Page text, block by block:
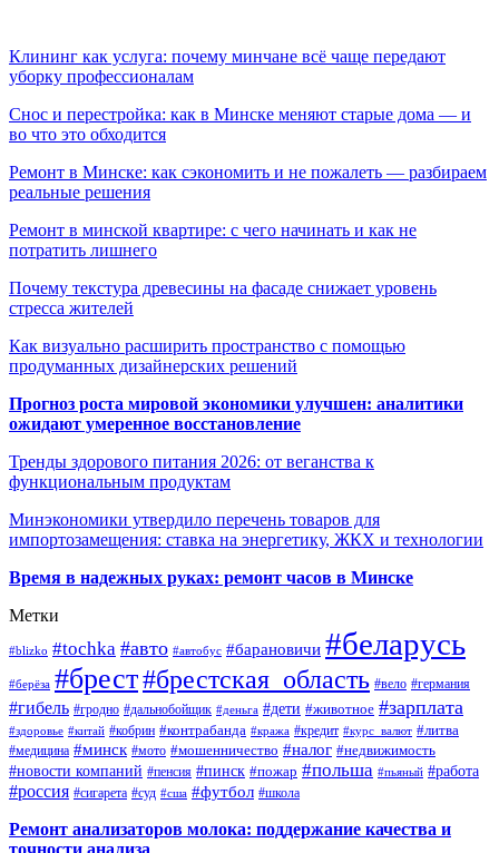
Клининг как услуга: почему минчане всё чаще передают
уборку профессионалам
Снос и перестройка: как в Минске меняют старые дома — и
во что это обходится
Ремонт в Минске: как сэкономить и не пожалеть — разбираем
реальные решения
Ремонт в минской квартире: с чего начинать и как не
потратить лишнего
Почему текстура древесины на фасаде снижает уровень
стресса жителей
Как визуально расширить пространство с помощью
продуманных дизайнерских решений
Прогноз роста мировой экономики улучшен: аналитики
ожидают умеренное восстановление
Тренды здорового питания 2026: от веганства к
функциональным продуктам
Минэкономики утвердило перечень товаров для
импортозамещения: ставка на энергетику, ЖКХ и технологии
Время в надежных руках: ремонт часов в Минске
Метки
#blizko #tochka #авто #автобус #барановичи #беларусь
#берёза #брест#брестская_область #вело #германия
#гибель #гродно #дальнобойщик #деньга #дети #животное #зарплата
#здоровье #китай #кобрин #контрабанда #кража #кредит #курс_валют #литва
#медицина #минск #мото #мошенничество #налог #недвижимость
#новости компаний #пенсия #пинск #пожар #польша #пьяный #работа
#россия #сигарета #суд #сша #футбол #школа
Ремонт анализаторов молока: поддержание качества и